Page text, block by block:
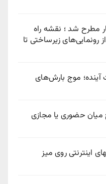
مطرح شد ؛ نقشه راه
رونمایی‌های زیرساختی تا
کشور در ۷۲ ساعت آینده؛ موج بارش‌های
میان حضوری یا مجازی
اینترنتی روی میز